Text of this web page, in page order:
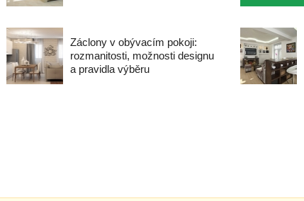
Záclony v obývacím pokoji:
rozmanitosti, možnosti designu
a pravidla výběru